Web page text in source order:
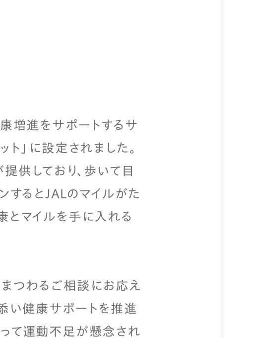
増進をサポートするサ
」に設定されました。
供しており、歩いて目
するとJALのマイルがた
とマイルを手に入れる
つわるご相談にお応え
添い健康サポートを推進
て運動不足が懸念され